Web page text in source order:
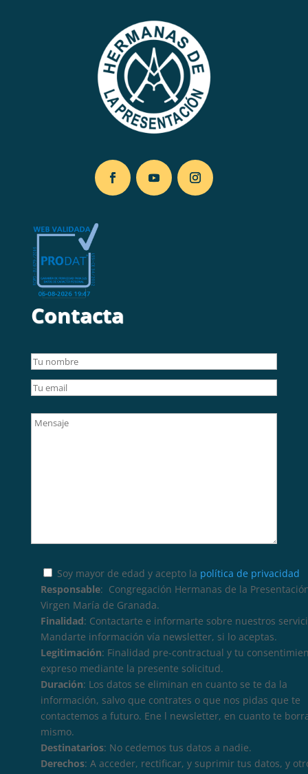
Contacta
Soy mayor de edad y acepto la política de privacidad
Responsable: Congregación Hermanas de la
Virgen María de Granada.
Finalidad: Contactarte e informarte sobre nuestros
Mandarte información vía newsletter, si lo aceptas.
Legitimación: Finalidad pre-contractual y tu
expreso mediante la presente solicitud.
Duración: Los datos se eliminan en cuanto se te da la
información, salvo que contrates o que nos pidas que te
contactemos a futuro. Ene l newsletter, en cuanto te
mismo.
Destinatarios: No cedemos tus datos a nadie.
Derechos: A acceder, rectificar, y suprimir tus datos, y